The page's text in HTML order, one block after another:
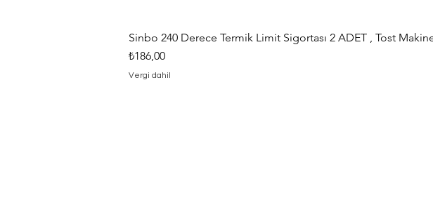
Sinbo 240 Derece Termik Limit Sigortası 2 ADET , Tost
Fiyat
₺186,00
Vergi dahil